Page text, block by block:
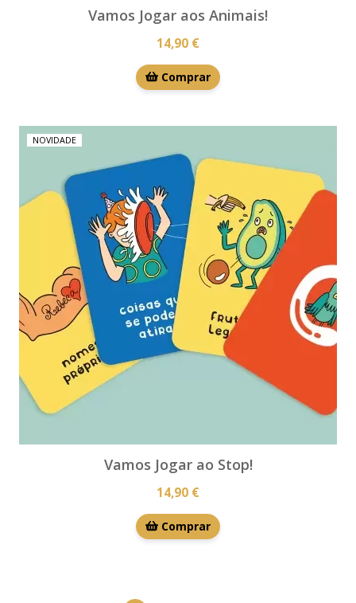
Vamos Jogar aos Animais!
14,90 €
Comprar
NOVIDADE
Vamos Jogar ao Stop!
14,90 €
Comprar